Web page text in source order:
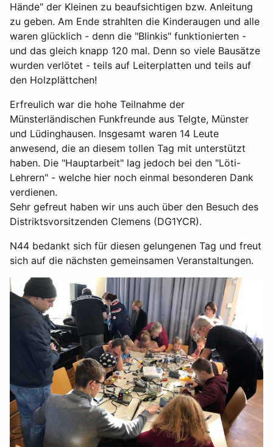
Hände" der Kleinen zu beaufsichtigen bzw. Anleitung
zu geben. Am Ende strahlten die Kinderaugen und alle
waren glücklich - denn die "Blinkis" funktionierten -
und das gleich knapp 120 mal. Denn so viele Bausätze
wurden verlötet - teils auf Leiterplatten und teils auf
den Holzplättchen!
Erfreulich war die hohe Teilnahme der
Münsterländischen Funkfreunde aus Telgte, Münster
und Lüdinghausen. Insgesamt waren 14 Leute
anwesend, die an diesem tollen Tag mit unterstützt
haben. Die "Hauptarbeit" lag jedoch bei den "Löti-
Lehrern" - welche hier noch einmal besonderen Dank
verdienen.
Sehr gefreut haben wir uns auch über den Besuch des
Distriktsvorsitzenden Clemens (DG1YCR).
N44 bedankt sich für diesen gelungenen Tag und freut
sich auf die nächsten gemeinsamen Veranstaltungen.